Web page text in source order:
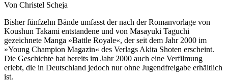
Von Christel Scheja
Bisher fünfzehn Bände umfasst der nach der Romanvorlage von
Koushun Takami entstandene und von Masayuki Taguchi
gezeichnete Manga »Battle Royale«, der seit dem Jahr 2000 im
»Young Champion Magazin« des Verlags Akita Shoten erscheint.
Die Geschichte hat bereits im Jahr 2000 auch eine Verfilmung
erlebt, die in Deutschland jedoch nur ohne Jugendfreigabe erhältlich
ist.